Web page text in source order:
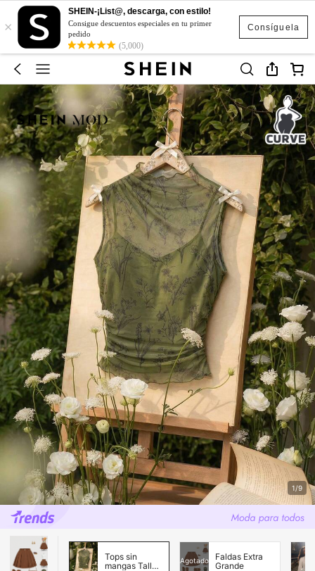
Consíguela
×
SHEIN-¡List@, descarga, con estilo!
Consigue descuentos especiales en tu primer
pedido
(5,000)
1/9
Tops sin
mangas Tallas
Agotado
Faldas Extra
Grande